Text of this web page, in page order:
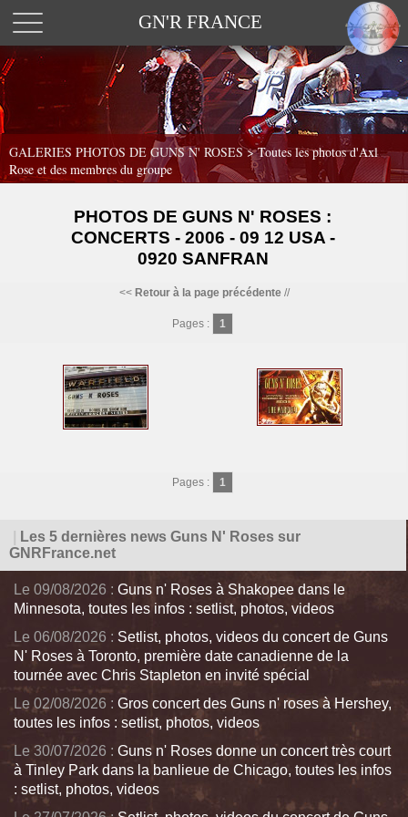
GN'R FRANCE
GALERIES PHOTOS DE GUNS N' ROSES >Toutes les photos d'Axl
Rose et des membres du groupe
PHOTOS DE GUNS N' ROSES :
CONCERTS - 2006 - 09 12 USA -
0920 SANFRAN
<< Retour à la page précédente//
Pages : 1
Pages : 1
Les 5 dernières news Guns N' Roses sur
GNRFrance.net
Le 09/08/2026 : Guns n' Roses à Shakopee dans le
Minnesota, toutes les infos : setlist, photos, videos
Le 06/08/2026 : Setlist, photos, videos du concert de Guns
N' Roses à Toronto, première date canadienne de la
tournée avec Chris Stapleton en invité spécial
Le 02/08/2026 : Gros concert des Guns n' roses à Hershey,
toutes les infos : setlist, photos, videos
Le 30/07/2026 : Guns n' Roses donne un concert très court
à Tinley Park dans la banlieue de Chicago, toutes les infos
: setlist, photos, videos